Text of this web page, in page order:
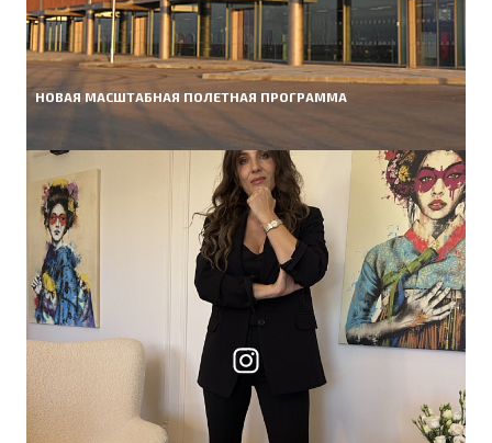
НОВАЯ МАСШТАБНАЯ ПОЛЕТНАЯ ПРОГРАММА